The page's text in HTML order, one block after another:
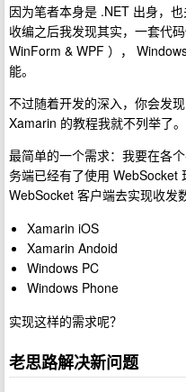
因为笔者本身是 .NET 出身，
收编之后我发现其实，一套代
WinForm & WPF ），
能。
不过随着开发的深入，你会发
Xamarin 的教程我就不列举了
最简单的一个需求：我要在各
务端已经有了使用 WebSocket
WebSocket 客户端去实现收发
Xamarin iOS
Xamarin Andoid
Windows PC
Windows Phone
实现这样的需求呢？
老思路解决新问题